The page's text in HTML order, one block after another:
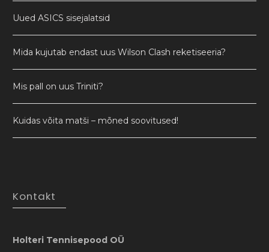
Uued ASICS sisejalatsid
Mida kujutab endast uus Wilson Clash reketiseeria?
Mis pall on uus Triniti?
Kuidas võita matši – mõned soovitused!
Kontakt
Holteri Tennisepood OÜ